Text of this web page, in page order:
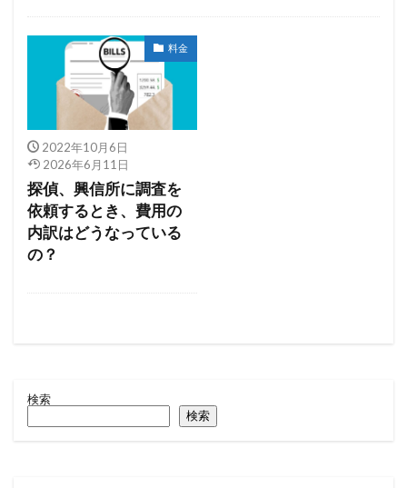
Uncategorized
料金
2022年10月6日
2026年6月11日
探偵、興信所に調査を
依頼するとき、費用の
内訳はどうなっている
の？
検索
検索